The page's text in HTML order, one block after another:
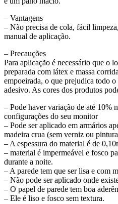
– Vantagens
– Não precisa de cola, fácil
manual de aplicação.
– Precauções
Para aplicação é necessário que o
preparada com látex e massa
empoeirada, o que prejudica todo
adesivo. As cores dos produtos
– Pode haver variação de até 10%
configurações do seu monitor
– Pode ser aplicado em armários
madeira crua (sem verniz ou
– A espessura do material é de
– material é impermeável e fosco
durante a noite.
– A parede tem que ser lisa e com
– Não pode ser aplicado onde
– O papel de parede tem boa
– Ele é liso e fosco sem textura.